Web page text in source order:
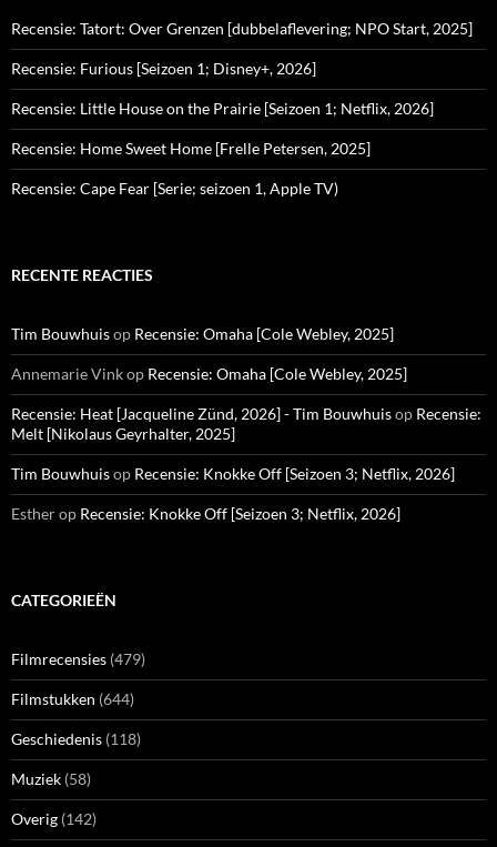
Recensie: Tatort: Over Grenzen [dubbelaflevering; NPO Start, 2025]
Recensie: Furious [Seizoen 1; Disney+, 2026]
Recensie: Little House on the Prairie [Seizoen 1; Netflix, 2026]
Recensie: Home Sweet Home [Frelle Petersen, 2025]
Recensie: Cape Fear [Serie; seizoen 1, Apple TV)
RECENTE REACTIES
Tim Bouwhuisop Recensie: Omaha [Cole Webley, 2025]
Annemarie Vinkop Recensie: Omaha [Cole Webley, 2025]
Recensie: Heat [Jacqueline Zünd, 2026] - Tim Bouwhuisop Recensie:
Melt [Nikolaus Geyrhalter, 2025]
Tim Bouwhuisop Recensie: Knokke Off [Seizoen 3; Netflix, 2026]
Estherop Recensie: Knokke Off [Seizoen 3; Netflix, 2026]
CATEGORIEËN
Filmrecensies (479)
Filmstukken (644)
Geschiedenis (118)
Muziek (58)
Overig (142)